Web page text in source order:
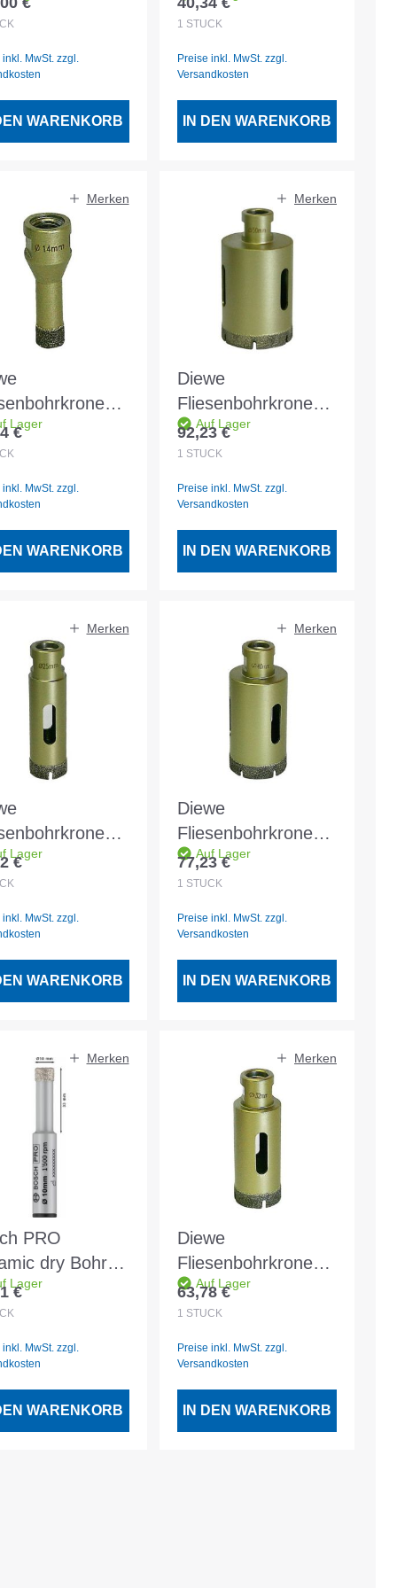
M14
Preis:
inkl. MwSt. zzgl.
WARENKORB
Aufnahme M14
Regulärer Preis:
1 STÜCK
Preise inkl. MwSt. zzgl.
Versandkosten
IN DEN WARENKORB
Merken
14
M14
Lager
Preis:
€
inkl. MwSt. zzgl.
WARENKORB
Merken
Diewe
Fliesenbohrkrone
gold DM 50
Aufnahme M14
Auf Lager
Regulärer Preis:
92,23 €
1 STÜCK
Preise inkl. MwSt. zzgl.
Versandkosten
IN DEN WARENKORB
Merken
25
M14
Lager
Preis:
€
inkl. MwSt. zzgl.
WARENKORB
Merken
Diewe
Fliesenbohrkrone
gold DM 40
Aufnahme M14
Auf Lager
Regulärer Preis:
77,23 €
1 STÜCK
Preise inkl. MwSt. zzgl.
Versandkosten
IN DEN WARENKORB
Merken
PRO
dry Bohrer
33 x 13 mm - 2
056
Lager
Preis:
€
inkl. MwSt. zzgl.
WARENKORB
Merken
Diewe
Fliesenbohrkrone
gold DM 32
Aufnahme M14
Auf Lager
Regulärer Preis:
63,78 €
1 STÜCK
Preise inkl. MwSt. zzgl.
Versandkosten
IN DEN WARENKORB